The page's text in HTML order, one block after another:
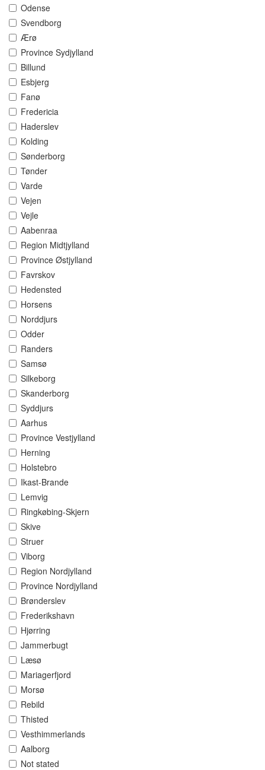
Odense
Svendborg
Ærø
Province Sydjylland
Billund
Esbjerg
Fanø
Fredericia
Haderslev
Kolding
Sønderborg
Tønder
Varde
Vejen
Vejle
Aabenraa
Region Midtjylland
Province Østjylland
Favrskov
Hedensted
Horsens
Norddjurs
Odder
Randers
Samsø
Silkeborg
Skanderborg
Syddjurs
Aarhus
Province Vestjylland
Herning
Holstebro
Ikast-Brande
Lemvig
Ringkøbing-Skjern
Skive
Struer
Viborg
Region Nordjylland
Province Nordjylland
Brønderslev
Frederikshavn
Hjørring
Jammerbugt
Læsø
Mariagerfjord
Morsø
Rebild
Thisted
Vesthimmerlands
Aalborg
Not stated